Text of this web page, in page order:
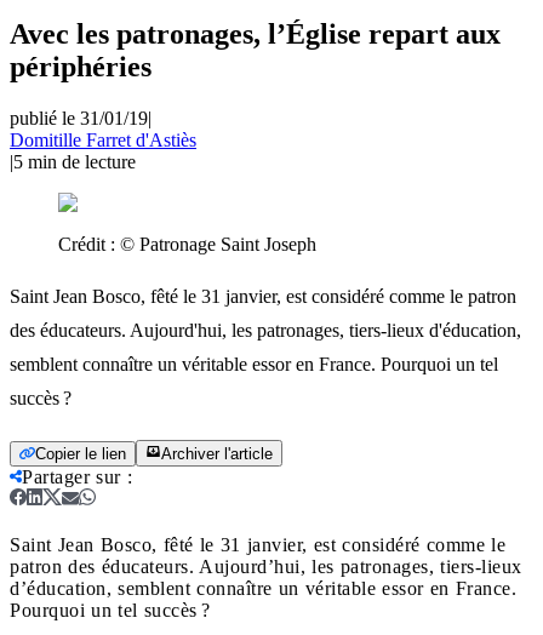
Avec les patronages, l’Église repart aux
périphéries
publié le 31/01/19|
Domitille Farret d'Astiès
|5 min de lecture
Crédit : © Patronage Saint Joseph
Saint Jean Bosco, fêté le 31 janvier, est considéré comme le patron
des éducateurs. Aujourd'hui, les patronages, tiers-lieux d'éducation,
semblent connaître un véritable essor en France. Pourquoi un tel
succès ?
Copier le lien Archiver l'article
Partager sur:
Saint Jean Bosco, fêté le 31 janvier, est considéré comme le
patron des éducateurs. Aujourd’hui, les patronages, tiers-lieux
d’éducation, semblent connaître un véritable essor en France.
Pourquoi un tel succès ?